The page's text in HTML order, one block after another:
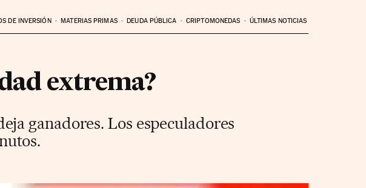
DE INVERSIÓN MATERIAS PRIMAS DEUDA PÚBLICA CRIPTOMONEDAS ÚLTIMAS NOTICIAS
extrema?
ganadores. Los especuladores